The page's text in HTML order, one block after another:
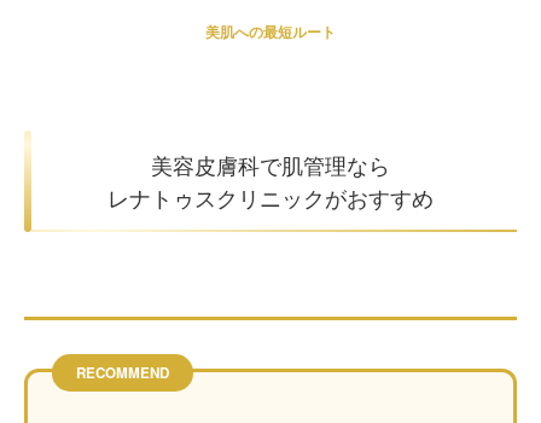
美肌への最短ルート
美容皮膚科で肌管理なら
レナトゥスクリニックがおすすめ
RECOMMEND